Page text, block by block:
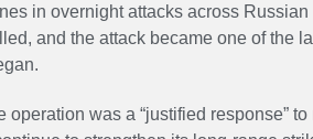
in overnight attacks across Russian
and the attack became one of the
was a “justified response” to